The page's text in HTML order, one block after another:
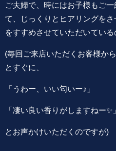
ご夫婦で、時にはお子様もご
て、じっくりとヒアリングを
をすすめさせていただいてい
(毎回ご来店いただくお客様か
とすぐに、
「うわー、いい匂いー♪」
「凄い良い香りがしますねー✨」
とお声かけいただくのですが)